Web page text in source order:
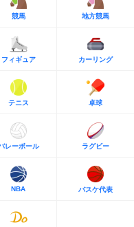
競馬 地方競馬
フィギュア カーリング
テニス 卓球
レーボール ラグビー
NBA バスケ代表